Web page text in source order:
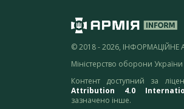
© 2018 - 2026, ІНФОРМАЦІЙНЕ
Міністерство оборони України
Контент доступний за
Attribution 4.0
зазначено інше.